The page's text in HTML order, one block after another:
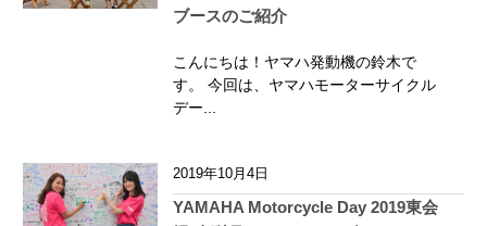
ブースのご紹介
こんにちは！ヤマハ発動機の鈴木で
す。 今回は、ヤマハモーターサイクル
デー...
2019年10月4日
YAMAHA Motorcycle Day 2019東会